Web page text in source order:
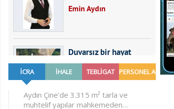
Emin Aydın
Duvarsız bir hayat
Furkan SARICA